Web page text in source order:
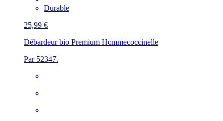
Durable
25,99 €
Débardeur bio Premium Hommecoccinelle
Par 52347.